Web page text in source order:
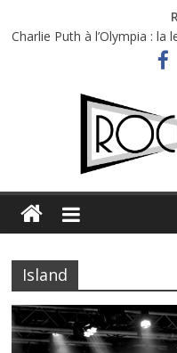
Charlie Puth à l’Olympia :
Festival Triptyque : un
Hellfest 2026 vendredi :
Hellfest 2026 jeudi :
Première édition du
Island